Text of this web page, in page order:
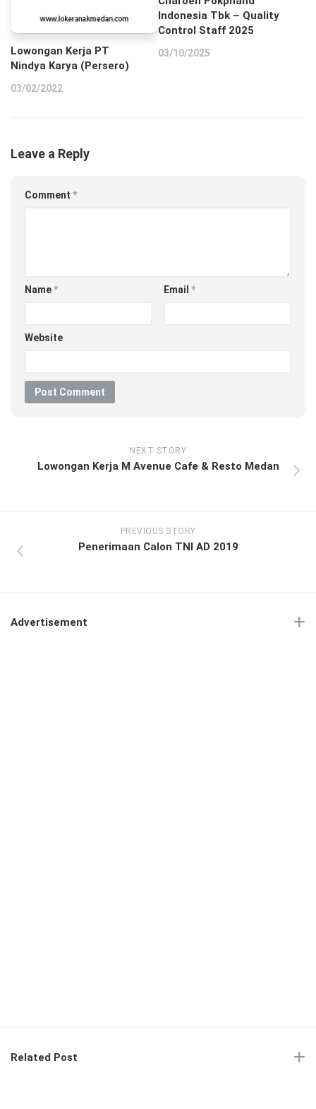
Lowongan Kerja PT
Nindya Karya (Persero)
03/02/2022
Indonesia Tbk – Quality
Control Staff 2025
03/10/2025
Leave a Reply
Comment *
Name* Email *
Website
NEXT STORY
Lowongan Kerja M Avenue Cafe & Resto Medan
PREVIOUS STORY
Penerimaan Calon TNI AD 2019
Advertisement
Related Post